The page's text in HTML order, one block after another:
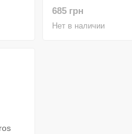
685 грн
Нет в наличии